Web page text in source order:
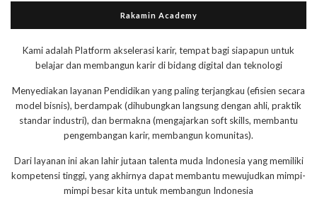
Rakamin Academy
Kami adalah Platform akselerasi karir, tempat bagi siapapun untuk
belajar dan membangun karir di bidang digital dan teknologi
Menyediakan layanan Pendidikan yang paling terjangkau (efisien secara
model bisnis), berdampak (dihubungkan langsung dengan ahli, praktik
standar industri), dan bermakna (mengajarkan soft skills, membantu
pengembangan karir, membangun komunitas).
Dari layanan ini akan lahir jutaan talenta muda Indonesia yang memiliki
kompetensi tinggi, yang akhirnya dapat membantu mewujudkan mimpi-
mimpi besar kita untuk membangun Indonesia